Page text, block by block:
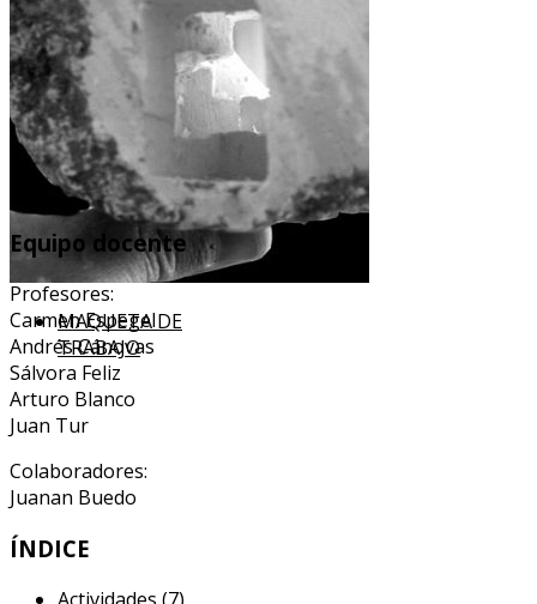
MAQUETA DE
TRABAJO
Equipo docente
Profesores:
Carmen Espegel
Andrés Cánovas
Sálvora Feliz
Arturo Blanco
Juan Tur
Colaboradores:
Juanan Buedo
ÍNDICE
Actividades (7)